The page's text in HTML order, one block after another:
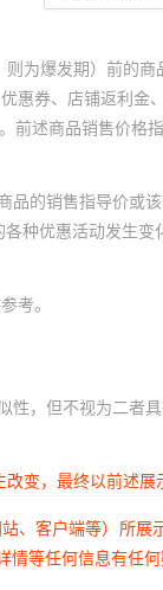
为爆发期）前
券、店铺返利
述商品销售价格
的销售指导价或
种优惠活动发生变
考。
，但不视为二者
变，最终以前述展
客户端等）所
等任何信息有